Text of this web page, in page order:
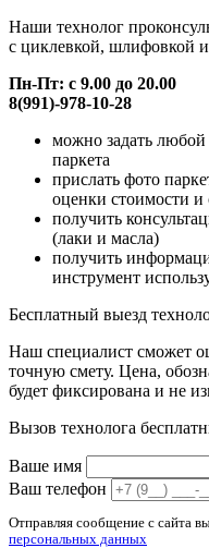
Наши технолог
с циклевкой, шлифовкой
Пн-Пт: с 9.00 до 20.00
8(991)-978-10-28
можно задать
паркета
прислать фото
оценки стоимости и
получить
(лаки и масла)
получить
инструмент
Бесплатный выезд
Наш специалист сможет
точную смету. Цена,
будет фиксирована и не
Вызов технолога
Ваше имя
Ваш телефон
Отправляя сообщение с сайта
персональных данных